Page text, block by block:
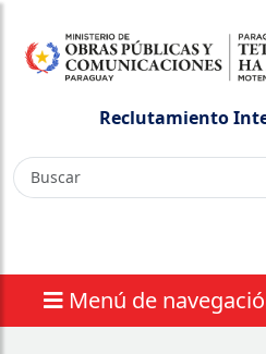
Reclutamiento
Menú de